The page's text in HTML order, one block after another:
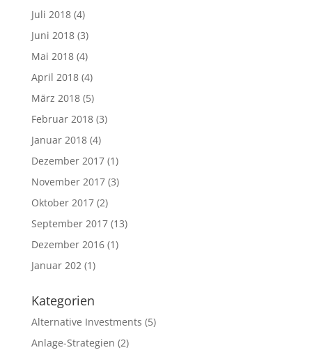
Juli 2018(4)
Juni 2018(3)
Mai 2018(4)
April 2018(4)
März 2018(5)
Februar 2018(3)
Januar 2018(4)
Dezember 2017(1)
November 2017(3)
Oktober 2017(2)
September 2017(13)
Dezember 2016(1)
Januar 202(1)
Kategorien
Alternative Investments (5)
Anlage-Strategien (2)